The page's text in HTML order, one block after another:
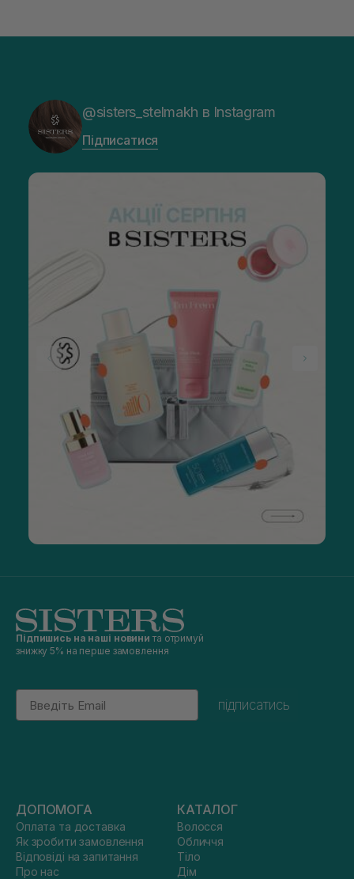
@sisters_stelmakh в Instagram
Підписатися
Підпишись на наші новини та отримуй
знижку 5% на перше замовлення
Email
підписатись
ДОПОМОГА
Оплата та доставка
Як зробити замовлення
Відповіді на запитання
Про нас
КАТАЛОГ
Волосся
Обличчя
Тіло
Дім